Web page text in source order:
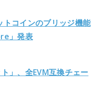
トコインのブリッジ機能
」発表
」、全EVM互換チェー